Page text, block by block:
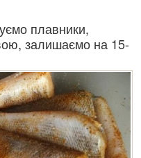
плавники,
залишаємо на 15-